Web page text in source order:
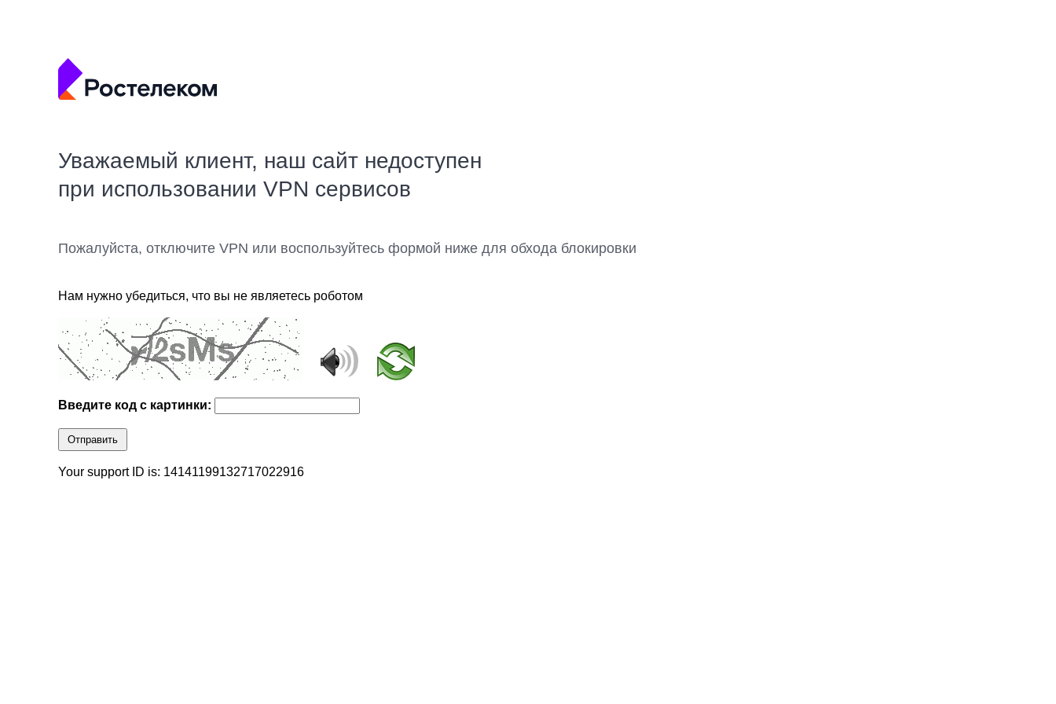
Уважаемый клиент, наш сайт недоступен
при использовании VPN сервисов
Пожалуйста, отключите VPN или воспользуйтесь формой ниже для обхода блокировки
Нам нужно убедиться, что вы не являетесь роботом
Введите код с картинки:
Отправить
Your support ID is: 14141199132717022916